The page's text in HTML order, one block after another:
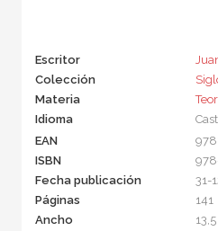
Escritor
Colección
Materia
Idioma
EAN
ISBN
Fecha publicación
31-
Páginas
141
Ancho